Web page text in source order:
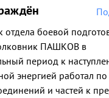
отдела боевой
ПАШКОВ в
период к
энергией работал
и частей к